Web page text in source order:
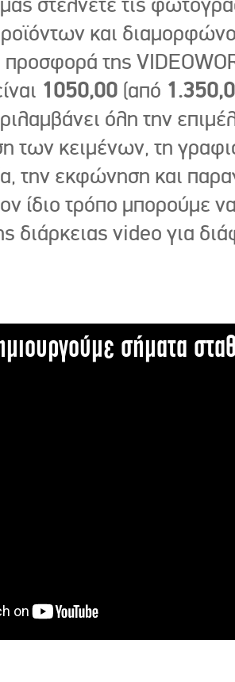
στέλνετε τις
και
της
1050,00 (από
όλη την
των κειμένων, τη
την εκφώνηση και
ίδιο τρόπο μπορούμε
διάρκειας video για
σήματα